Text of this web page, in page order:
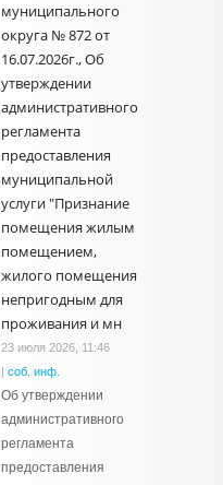
муниципального
округа № 872 от
16.07.2026г., Об
утверждении
административного
регламента
предоставления
муниципальной
услуги "Признание
помещения жилым
помещением,
жилого помещения
непригодным для
проживания и мн
23 июля 2026, 11:46
| соб. инф.
Об утверждении
административного
регламента
предоставления